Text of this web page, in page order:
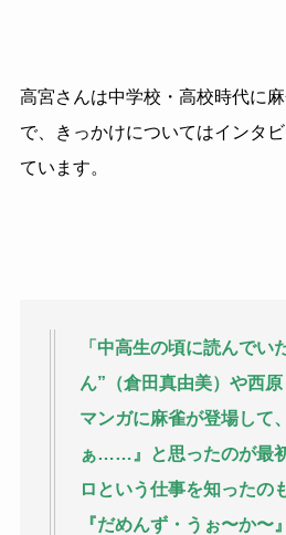
高宮さんは中学校・高校時代に
で、きっかけについてはインタ
ています。
「中高生の頃に読んでい
ん”（倉田真由美）や西
マンガに麻雀が登場して
ぁ……』と思ったのが最
ロという仕事を知ったの
『だめんず・うぉ〜か〜